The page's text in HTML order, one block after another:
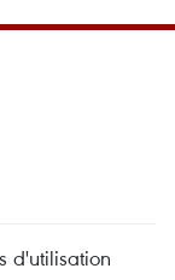
d'utilisation